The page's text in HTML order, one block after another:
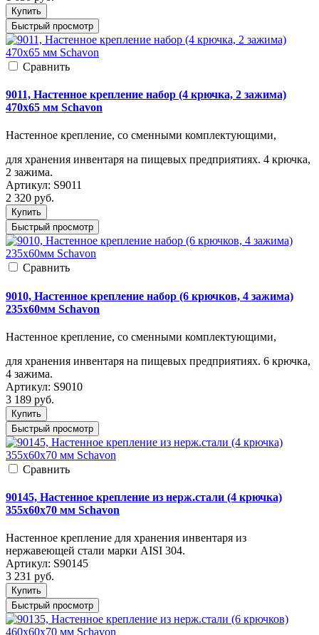
Купить
Быстрый просмотр
Cравнить
9011, Настенное крепление набор (4 крючка, 2 зажима)
470х65 мм Schavon
Настенное крепление, со сменными комплектующими,
для хранения инвентаря на пищевых предприятиях. 4 крючка,
2 зажима.
Артикул: S9011
2 320 руб.
Купить
Быстрый просмотр
Cравнить
9010, Настенное крепление набор (6 крючков, 4 зажима)
235х60мм Schavon
Настенное крепление, со сменными комплектующими,
для хранения инвентаря на пищевых предприятиях. 6 крючка,
4 зажима.
Артикул: S9010
3 189 руб.
Купить
Быстрый просмотр
Cравнить
90145, Настенное крепление из нерж.стали (4 крючка)
355х60х70 мм Schavon
Настенное крепление для хранения инвентаря из
нержавеющей стали марки AISI 304.
Артикул: S90145
3 231 руб.
Купить
Быстрый просмотр